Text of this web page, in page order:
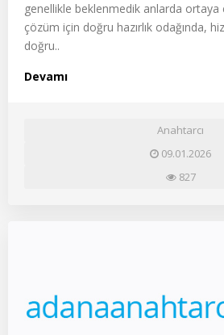
genellikle beklenmedik anlarda ortaya
çözüm için doğru hazırlık odağında,
doğru..
Devamı
Anahtarcı
09.01.2026
827